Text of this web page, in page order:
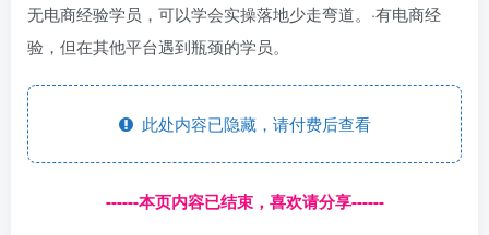
无电商经验学员，可以学会实操落地少走弯道。·有电商经
验，但在其他平台遇到瓶颈的学员。
此处内容已隐藏，请付费后查看
------本页内容已结束，喜欢请分享------